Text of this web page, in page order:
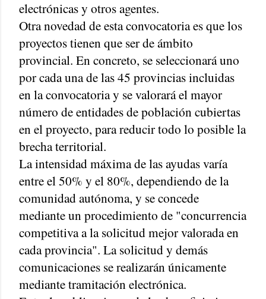
electrónicas y otros agentes.
Otra novedad de esta convocatoria es que los
proyectos tienen que ser de ámbito
provincial. En concreto, se seleccionará uno
por cada una de las 45 provincias incluidas
en la convocatoria y se valorará el mayor
número de entidades de población cubiertas
en el proyecto, para reducir todo lo posible la
brecha territorial.
La intensidad máxima de las ayudas varía
entre el 50% y el 80%, dependiendo de la
comunidad autónoma, y se concede
mediante un procedimiento de "concurrencia
competitiva a la solicitud mejor valorada en
cada provincia". La solicitud y demás
comunicaciones se realizarán únicamente
mediante tramitación electrónica.